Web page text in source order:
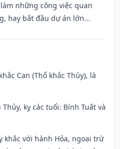
những công việc quan
hay bắt đầu dự án lớn...
Can (Thổ khắc Thủy), là
kỵ các tuổi: Bính Tuất và
khắc với hành Hỏa, ngoại trừ